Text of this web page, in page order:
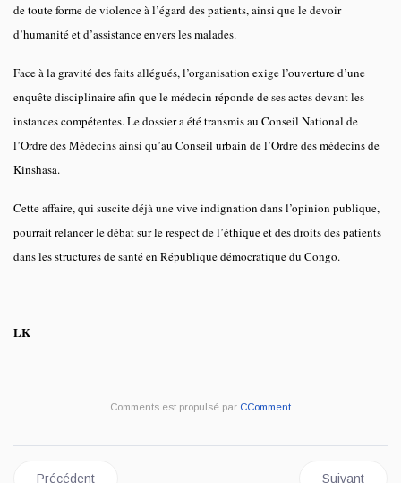
de toute forme de violence à l’égard des patients, ainsi que le devoir
d’humanité et d’assistance envers les malades.
Face à la gravité des faits allégués, l’organisation exige l’ouverture d’une
enquête disciplinaire afin que le médecin réponde de ses actes devant les
instances compétentes. Le dossier a été transmis au Conseil National de
l’Ordre des Médecins ainsi qu’au Conseil urbain de l’Ordre des médecins de
Kinshasa.
Cette affaire, qui suscite déjà une vive indignation dans l’opinion publique,
pourrait relancer le débat sur le respect de l’éthique et des droits des patients
dans les structures de santé en République démocratique du Congo.
LK
Comments est propulsé par CComment
Article précédent : Kinshasa : un médecin entendu après une
Précédent Article
Suivant